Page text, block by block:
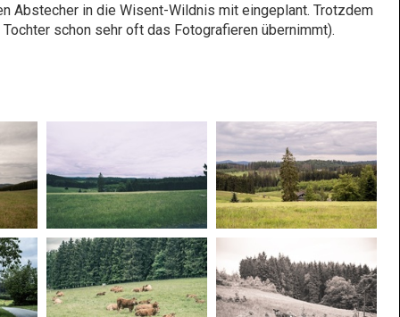
Abstecher in die Wisent-Wildnis mit eingeplant. Trotzdem
schon sehr oft das Fotografieren übernimmt).